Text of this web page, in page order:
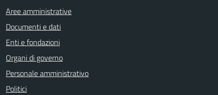
Aree amministrative
Documenti e dati
Enti e fondazioni
Organi di governo
Personale amministrativo
Politici